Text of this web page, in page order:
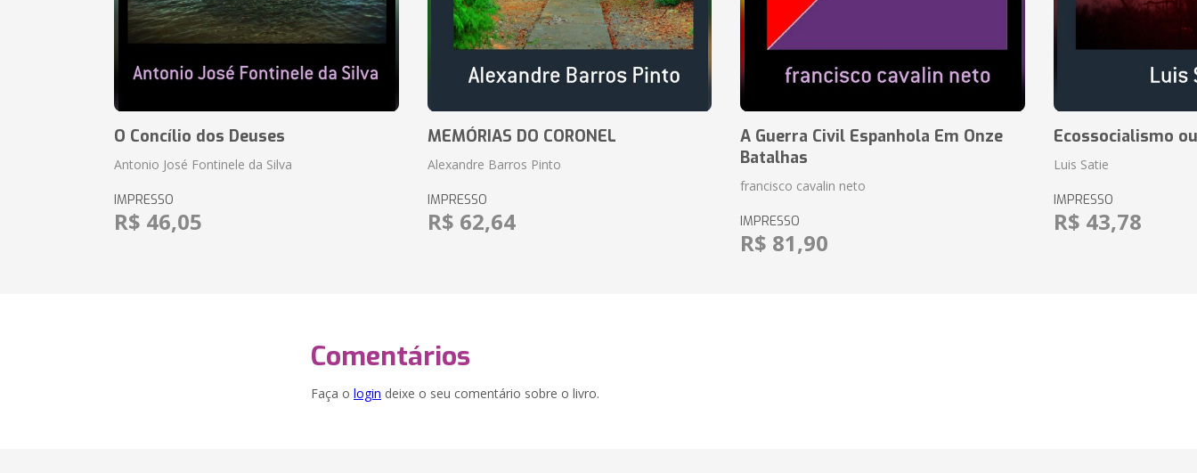
O Concílio dos Deuses
Antonio José Fontinele da Silva
IMPRESSO
R$ 46,05
MEMÓRIAS DO CORONEL
Alexandre Barros Pinto
IMPRESSO
R$ 62,64
A Guerra Civil Espanhola Em Onze
Batalhas
francisco cavalin neto
IMPRESSO
R$ 81,90
Ecossocialismo
Luis Satie
IMPRESSO
R$ 43,78
Comentários
Faça o login deixe o seu comentário sobre o livro.